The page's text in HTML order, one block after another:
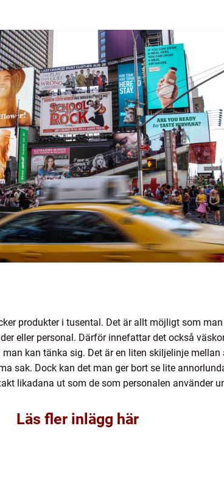
produkter i tusental. Det är allt möjligt som
eller personal. Därför innefattar det också
kan tänka sig. Det är en liten skiljelinje
sak. Dock kan det man ger bort se lite
likadana ut som de som personalen använder
Läs fler inlägg här